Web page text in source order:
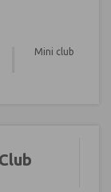
Mini club